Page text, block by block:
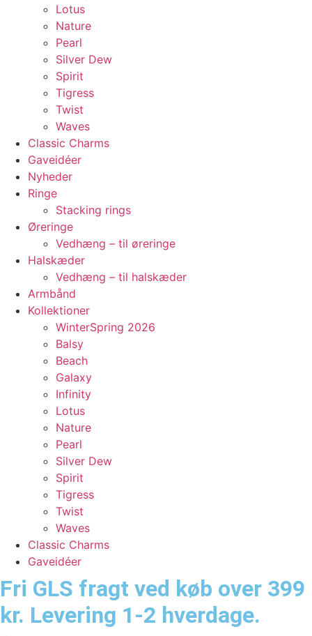
Lotus
Nature
Pearl
Silver Dew
Spirit
Tigress
Twist
Waves
Classic Charms
Gaveidéer
Nyheder
Ringe
Stacking rings
Øreringe
Vedhæng – til øreringe
Halskæder
Vedhæng – til halskæder
Armbånd
Kollektioner
WinterSpring 2026
Balsy
Beach
Galaxy
Infinity
Lotus
Nature
Pearl
Silver Dew
Spirit
Tigress
Twist
Waves
Classic Charms
Gaveidéer
Fri GLS fragt ved køb over 399
kr. Levering 1-2 hverdage.